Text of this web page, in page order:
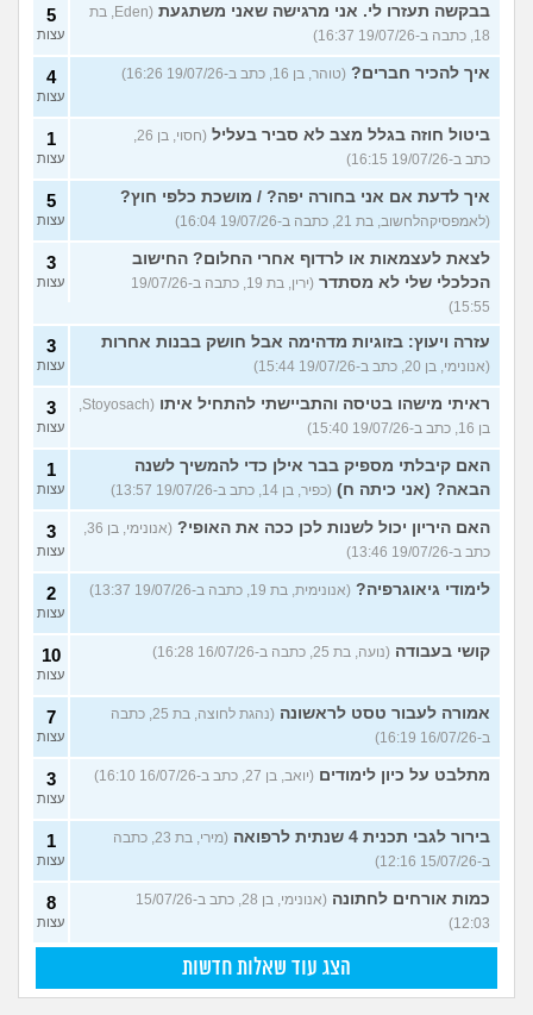
בבקשה תעזרו לי. אני מרגישה שאני משתגעת
(Eden, בת
18, כתבה ב-19/07/26 16:37)
5
עצות
איך להכיר חברים? (טוהר, בן 16, כתב ב-19/07/26 16:26) 4
עצות
ביטול חוזה בגלל מצב לא סביר בעליל
כתב ב-19/07/26 16:15)
1
עצות
איך לדעת אם אני בחורה יפה? / מושכת כלפי חוץ?
(לאמפסיקהלחשוב, בת 21, כתבה ב-19/07/26 16:04)
5
עצות
לצאת לעצמאות או לרדוף אחרי החלום? החישוב
הכלכלי שלי לא מסתדר
(ירין, בת 19, כתבה ב-19/07/26
15:55)
3
עצות
עזרה ויעוץ: בזוגיות מדהימה אבל חושק בבנות אחרות
(אנונימי, בן 20, כתב ב-19/07/26 15:44)
3
עצות
ראיתי מישהו בטיסה והתביישתי להתחיל איתו
בן 16, כתב ב-19/07/26 15:40)
3
עצות
האם קיבלתי מספיק בבר אילן כדי להמשיך לשנה
הבאה? (אני כיתה ח) (כפיר, בן 14, כתב ב-19/07/26 13:57)
1
עצות
האם היריון יכול לשנות לכן ככה את האופי?
כתב ב-19/07/26 13:46)
3
עצות
לימודי גיאוגרפיה? (אנונימית, בת 19, כתבה ב-19/07/26 13:37) 2
עצות
קושי בעבודה (נועה, בת 25, כתבה ב-16/07/26 16:28) 10
עצות
אמורה לעבור טסט לראשונה
(נהגת לחוצה, בת 25, כתבה
ב-16/07/26 16:19)
7
עצות
מתלבט על כיון לימודים (יואב, בן 27, כתב ב-16/07/26 16:10) 3
עצות
בירור לגבי תכנית 4 שנתית לרפואה
(מירי, בת 23, כתבה
ב-15/07/26 12:16)
1
עצות
כמות אורחים לחתונה
(אנונימי, בן 28, כתב ב-15/07/26
12:03)
8
עצות
הצג עוד שאלות חדשות